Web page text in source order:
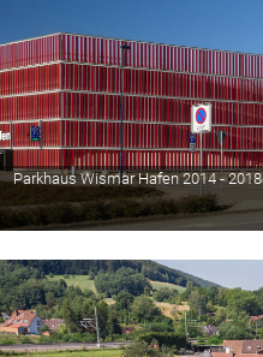
Parkhaus Wismar Hafen 2014 - 2018